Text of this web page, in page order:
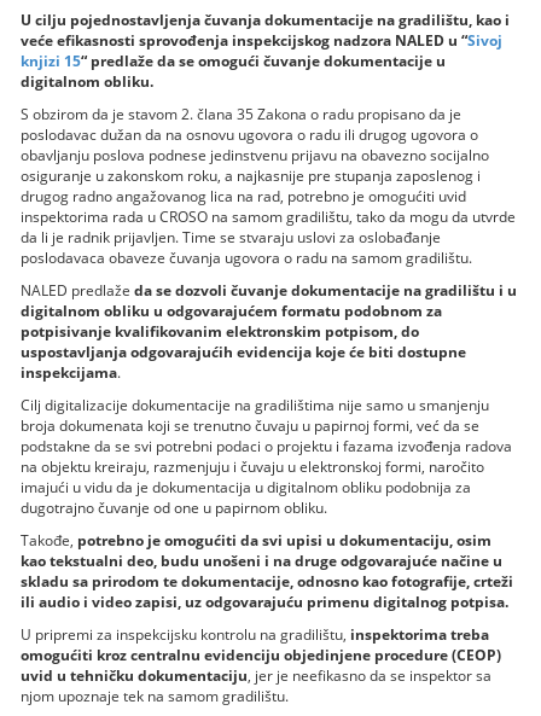
U cilju pojednostavljenja čuvanja dokumentacije na gradilištu, kao i
veće efikasnosti sprovođenja inspekcijskog nadzora NALED u “Sivoj
knjizi 15“ predlaže da se omogući čuvanje dokumentacije u
digitalnom obliku.
S obzirom da je stavom 2. člana 35 Zakona o radu propisano da je
poslodavac dužan da na osnovu ugovora o radu ili drugog ugovora o
obavljanju poslova podnese jedinstvenu prijavu na obavezno socijalno
osiguranje u zakonskom roku, a najkasnije pre stupanja zaposlenog i
drugog radno angažovanog lica na rad, potrebno je omogućiti uvid
inspektorima rada u CROSO na samom gradilištu, tako da mogu da utvrde
da li je radnik prijavljen. Time se stvaraju uslovi za oslobađanje
poslodavaca obaveze čuvanja ugovora o radu na samom gradilištu.
NALED predlažeda se dozvoli čuvanje dokumentacije na gradilištu i u
digitalnom obliku u odgovarajućem formatu podobnom za
potpisivanje kvalifikovanim elektronskim potpisom, do
uspostavljanja odgovarajućih evidencija koje će biti dostupne
inspekcijama.
Cilj digitalizacije dokumentacije na gradilištima nije samo u smanjenju
broja dokumenata koji se trenutno čuvaju u papirnoj formi, već da se
podstakne da se svi potrebni podaci o projektu i fazama izvođenja radova
na objektu kreiraju, razmenjuju i čuvaju u elektronskoj formi, naročito
imajući u vidu da je dokumentacija u digitalnom obliku podobnija za
dugotrajno čuvanje od one u papirnom obliku.
Takođe, potrebno je omogućiti da svi upisi u dokumentaciju, osim
kao tekstualni deo, budu unošeni i na druge odgovarajuće načine u
skladu sa prirodom te dokumentacije, odnosno kao fotografije, crteži
ili audio i video zapisi, uz odgovarajuću primenu digitalnog potpisa.
U pripremi za inspekcijsku kontrolu na gradilištu, inspektorima treba
omogućiti kroz centralnu evidenciju objedinjene procedure (CEOP)
uvid u tehničku dokumentaciju, jer je neefikasno da se inspektor sa
njom upoznaje tek na samom gradilištu.